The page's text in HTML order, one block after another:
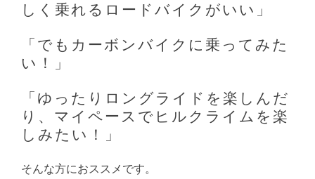
しく乗れるロードバイクがいい」
「でもカーボンバイクに乗ってみた
い！」
「ゆったりロングライドを楽しんだ
り、マイペースでヒルクライムを楽
しみたい！」
そんな方におススメです。